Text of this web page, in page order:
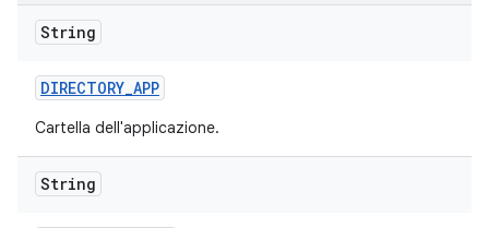
String
DIRECTORY_APP
Cartella dell'applicazione.
String